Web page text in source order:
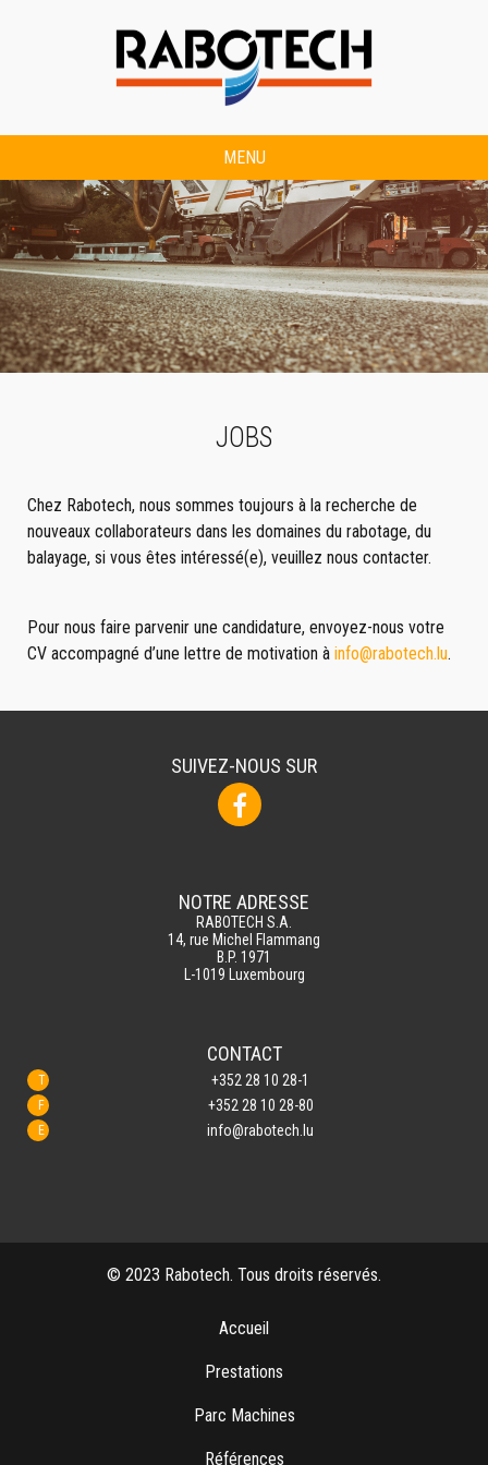
MENU
JOBS
Chez Rabotech, nous sommes toujours à la recherche de
nouveaux collaborateurs dans les domaines du rabotage, du
balayage, si vous êtes intéressé(e), veuillez nous contacter.
Pour nous faire parvenir une candidature, envoyez-nous votre
CV accompagné d’une lettre de motivation à info@rabotech.lu.
SUIVEZ-NOUS SUR
NOTRE ADRESSE
RABOTECH S.A.
14, rue Michel Flammang
B.P. 1971
L-1019 Luxembourg
CONTACT
+352 28 10 28-1
+352 28 10 28-80
info@rabotech.lu
© 2023 Rabotech. Tous droits réservés.
Accueil
Prestations
Parc Machines
Références